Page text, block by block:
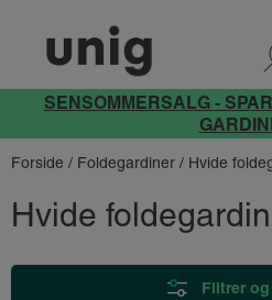
SENSOMMERSALG -
Forside / Foldegardiner / Hvide
Hvide
Filtrer